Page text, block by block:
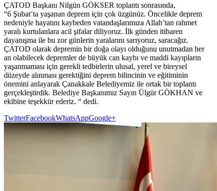
ÇATOD Başkanı Nilgün GÖKSER toplantı sonrasında,
“6 Şubat’ta yaşanan deprem için çok üzgünüz. Öncelikle deprem
nedeniyle hayatını kaybeden vatandaşlarımıza Allah’tan rahmet
yaralı kurtulanlara acil şifalar diliyoruz. İlk günden itibaren
dayanışma ile bu zor günlerin yaralarını sarıyoruz, saracağız.
ÇATOD olarak depremin bir doğa olayı olduğunu unutmadan her
an olabilecek depremler de büyük can kaybı ve maddi kayıpların
yaşanmaması için gerekli tedbirlerin ulusal, yerel ve bireysel
düzeyde alınması gerektiğini deprem bilincinin ve eğitiminin
önemini anlayarak Çanakkale Belediyemiz ile ortak bir toplantı
gerçekleştirdik. Belediye Başkanımız Sayın Ülgür GÖKHAN ve
ekibine teşekkür ederiz. “ dedi.
TwitterFacebookWhatsAppGoogle+